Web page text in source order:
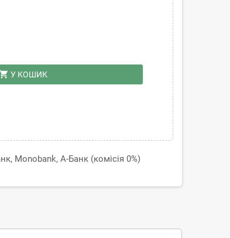
У КОШИК
Monobank, А-Банк (комісія 0%)